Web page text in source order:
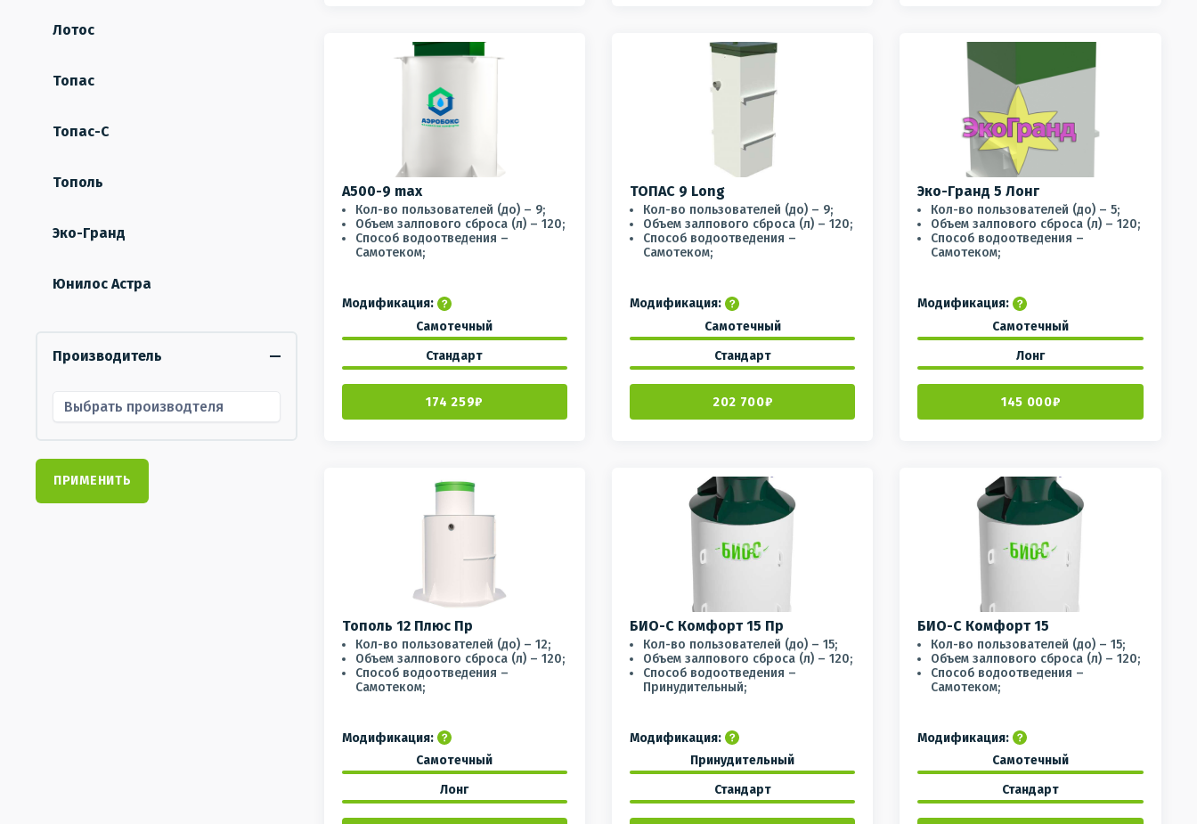
Лотос
Топас
Топас-С
Тополь
Эко-Гранд
Юнилос Астра
Производитель
ПРИМЕНИТЬ
A500-9 max
Кол-во пользователей (до) – 9;
Объем залпового сброса (л) – 120;
Способ водоотведения –
Самотеком;
Модификация:
Самотечный
Стандарт
174 259₽
ТОПАС 9 Long
Кол-во пользователей (до) – 9;
Объем залпового сброса (л) – 120;
Способ водоотведения –
Самотеком;
Модификация:
Самотечный
Стандарт
202 700₽
Эко-Гранд 5 Лонг
Кол-во пользователей (до) – 5;
Объем залпового сброса (л) – 120;
Способ водоотведения –
Самотеком;
Модификация:
Самотечный
Лонг
145 000₽
Тополь 12 Плюс Пр
Кол-во пользователей (до) – 12;
Объем залпового сброса (л) – 120;
Способ водоотведения –
Самотеком;
Модификация:
Самотечный
Лонг
БИО-С Комфорт 15 Пр
Кол-во пользователей (до) – 15;
Объем залпового сброса (л) – 120;
Способ водоотведения –
Принудительный;
Модификация:
Принудительный
Стандарт
БИО-С Комфорт 15
Кол-во пользователей (до) – 15;
Объем залпового сброса (л) – 120;
Способ водоотведения –
Самотеком;
Модификация:
Самотечный
Стандарт